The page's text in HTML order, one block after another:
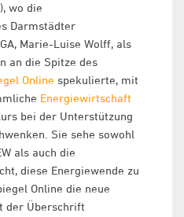
wo die
Darmstädter
Marie-Luise Wolff, als
an die Spitze des
Online spekulierte, mit
Energiewirtschaft
bei der Unterstützung
Sie sehe sowohl
als auch die
diese Energiewende zu
Online die neue
der Überschrift